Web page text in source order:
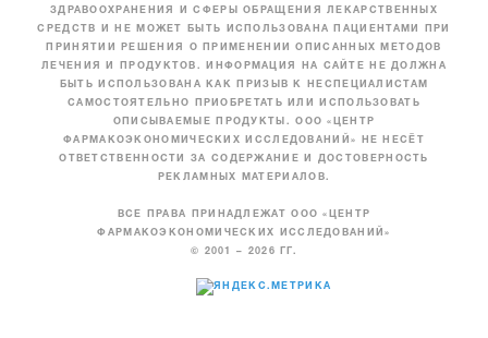
ЗДРАВООХРАНЕНИЯ И СФЕРЫ ОБРАЩЕНИЯ ЛЕКАРСТВЕННЫХ
СРЕДСТВ И НЕ МОЖЕТ БЫТЬ ИСПОЛЬЗОВАНА ПАЦИЕНТАМИ ПРИ
ПРИНЯТИИ РЕШЕНИЯ О ПРИМЕНЕНИИ ОПИСАННЫХ МЕТОДОВ
ЛЕЧЕНИЯ И ПРОДУКТОВ. ИНФОРМАЦИЯ НА САЙТЕ НЕ ДОЛЖНА
БЫТЬ ИСПОЛЬЗОВАНА КАК ПРИЗЫВ К НЕСПЕЦИАЛИСТАМ
САМОСТОЯТЕЛЬНО ПРИОБРЕТАТЬ ИЛИ ИСПОЛЬЗОВАТЬ
ОПИСЫВАЕМЫЕ ПРОДУКТЫ. ООО «ЦЕНТР
ФАРМАКОЭКОНОМИЧЕСКИХ ИССЛЕДОВАНИЙ» НЕ НЕСЁТ
ОТВЕТСТВЕННОСТИ ЗА СОДЕРЖАНИЕ И ДОСТОВЕРНОСТЬ
РЕКЛАМНЫХ МАТЕРИАЛОВ.
ВСЕ ПРАВА ПРИНАДЛЕЖАТ ООО «ЦЕНТР
ФАРМАКОЭКОНОМИЧЕСКИХ ИССЛЕДОВАНИЙ»
© 2001 – 2026 ГГ.